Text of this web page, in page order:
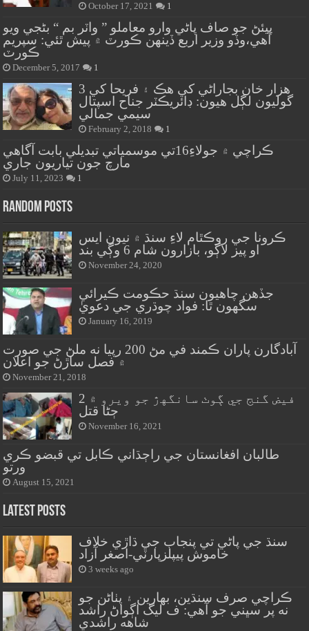
October 17, 2021 1
پيئڻ جو صاف پاڻي وارو معاملو ” واٽر بم “ بڻجي ويو
آهي،وڏو وزير اربع ڏينهن ڪورٽ ۾ پيش ٿئي: سپريم
ڪورٽ
December 5, 2017 1
هزار خان بجاراڻي کي هڪ ۽ فريحا کي 3
گوليون لڳل هيون: ڊائريڪٽر جناح اسپتال
سيمي جمالي
February 2, 2018 1
ڪراچي ۾ جولاءِ16تي موسمياتي تبديلي بابت آگاهي
مارچ جون تياريون جاري
July 11, 2023 1
Random Posts
ڪرونا جي روڪٿام لاءِ سنڌ ۾ نيون ايس
او پيز لاڳو، بازارون شام 6 وڳي بند
November 24, 2020
جڏهن چاهيون سنڌ حڪومت ڪيرائي
سگهون ٿا: فواد چوڌري جي دعويٰ
January 16, 2019
آبادگارن پاران ڪمند في مڻ 200 رپيا نه ملڻ جي صورت
۾ فصل ساڙڻ جو اعلان
November 21, 2018
فيض گنج جي ڳوٺ سانگهڙ جو ويرو ۾ 2
ڄڻا قتل
November 16, 2021
طالبان افغانستان جي راڄڌاني ڪابل تي قبضو ڪري
ورتو
August 15, 2021
Latest Posts
سنڌ جي پاڻي تي پنجاب جي ڌاڙي خلاف
خاموش پيپلزپارٽي-اصغر آزاد
3 weeks ago
ڪراچي صرف سنڌين، بهارين ۽ پٺاڻن جو
نه پر سڀني جو آهي: ف ليگ اڳواڻ راشد
شاهه راشدي